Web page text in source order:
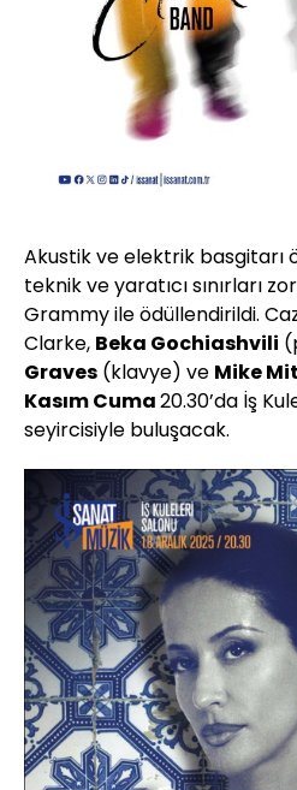
Akustik ve elektrik basgitarı
teknik ve yaratıcı sınırları
Grammy ile ödüllendirildi.
Clarke, Beka Gochiashvili
Graves (klavye) ve Mike
Kasım Cuma20.30’da İş
seyircisiyle buluşacak.